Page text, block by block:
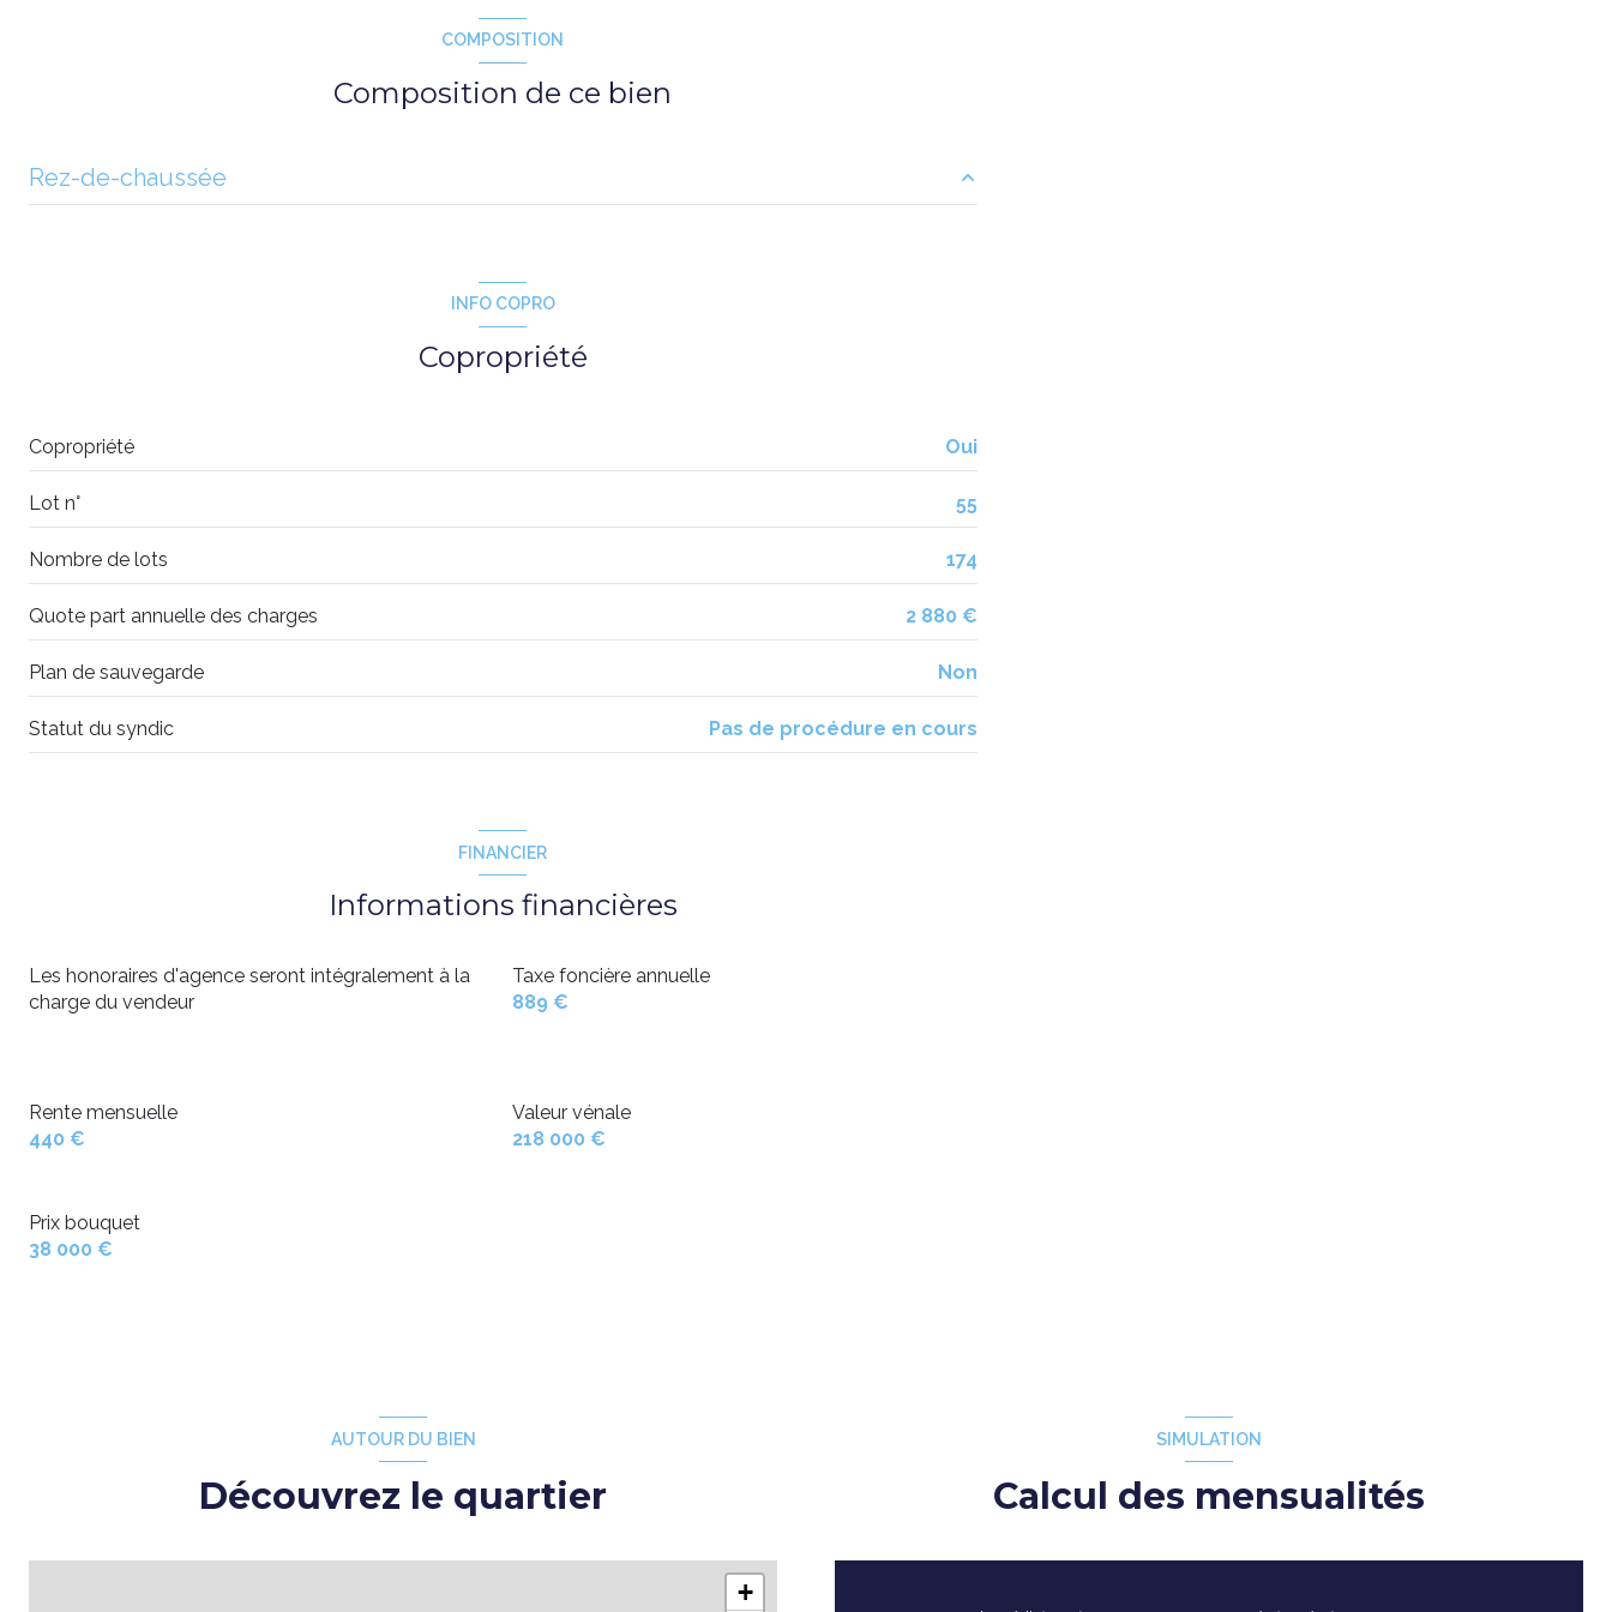
interphone
COMPOSITION
Composition de ce bien
Rez-de-chaussée
entrée
4.24 m²
4.39 m²
salle d'eau
3.41 m²
WC
1.41 m²
cave
4.43 m²
INFO COPRO
Copropriété
Copropriété Oui
Lot n° 55
Nombre de lots 174
Quote part annuelle des charges 2 880 €
Plan de sauvegarde Non
Statut du syndic Pas de procédure en cours
FINANCIER
Informations financières
Les honoraires d'agence seront intégralement à la
charge du vendeur
Taxe foncière annuelle
889 €
Rente mensuelle
440 €
Valeur vénale
218 000 €
Prix bouquet
38 000 €
AUTOUR DU BIEN
Découvrez le quartier
+
SIMULATION
Calcul des mensualités